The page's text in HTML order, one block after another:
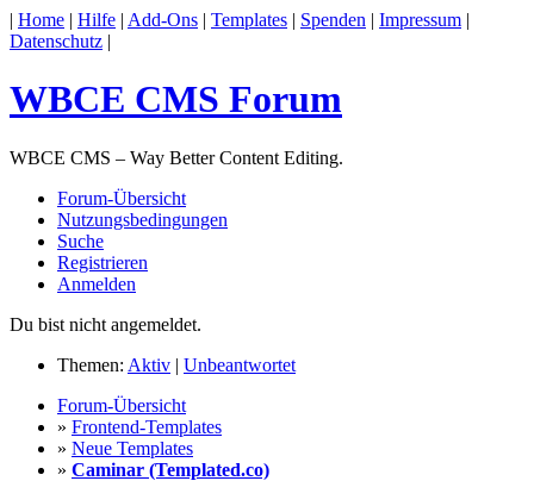
| Home | Hilfe | Add-Ons | Templates | Spenden | Impressum |
Datenschutz |
WBCE CMS Forum
WBCE CMS – Way Better Content Editing.
Forum-Übersicht
Nutzungsbedingungen
Suche
Registrieren
Anmelden
Du bist nicht angemeldet.
Themen: Aktiv | Unbeantwortet
Forum-Übersicht
» Frontend-Templates
» Neue Templates
» Caminar (Templated.co)